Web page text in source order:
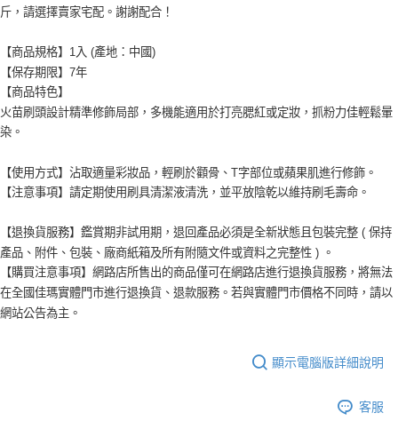
斤，請選擇賣家宅配。謝謝配合！
【商品規格】1入 (產地：中國)
【保存期限】7年
【商品特色】
火苗刷頭設計精準修飾局部，多機能適用於打亮腮紅或定妝，抓粉力佳輕鬆暈
染。
【使用方式】沾取適量彩妝品，輕刷於顴骨、T字部位或蘋果肌進行修飾。
【注意事項】請定期使用刷具清潔液清洗，並平放陰乾以維持刷毛壽命。
【退換貨服務】鑑賞期非試用期，退回產品必須是全新狀態且包裝完整 ( 保持
產品、附件、包裝、廠商紙箱及所有附隨文件或資料之完整性 ) 。
【購買注意事項】網路店所售出的商品僅可在網路店進行退換貨服務，將無法
在全國佳瑪實體門市進行退換貨、退款服務。若與實體門市價格不同時，請以
網站公告為主。
顯示電腦版詳細說明
客服